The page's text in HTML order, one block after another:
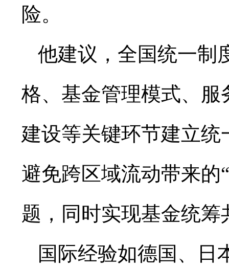
险。
他建议，全国统一制
格、基金管理模式、
建设等关键环节建立
避免跨区域流动带来的
题，同时实现基金统筹
国际经验如德国、日